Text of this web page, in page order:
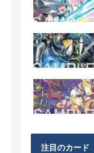
注目のカード